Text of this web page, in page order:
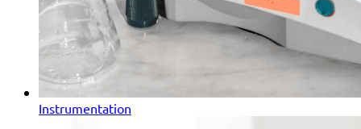
Instrumentation